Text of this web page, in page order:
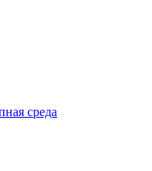
среда